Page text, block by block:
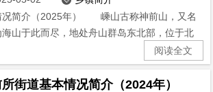
况简介（2025年） 嵊山古称神前山，又名
山于此而尽，地处舟山群岛东北部，位于北
阅读全文
街道基本情况简介（2024年）